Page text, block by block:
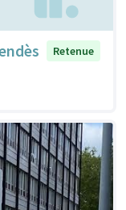
Retenue